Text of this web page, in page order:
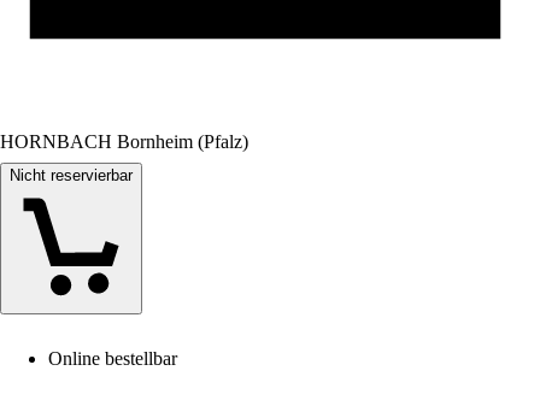
HORNBACH Bornheim (Pfalz)
Nicht reservierbar
Online bestellbar